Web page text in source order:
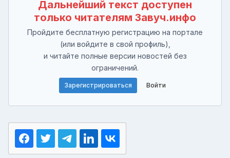
Дальнейший текст доступен
только читателям Завуч.инфо
Пройдите бесплатную регистрацию на портале
(или войдите в свой профиль),
и читайте полные версии новостей без
ограничений.
Зарегистрироваться Войти